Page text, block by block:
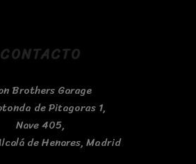
CONTACTO
Brothers Garage
de Pitagoras 1,
Nave 405,
de Henares, Madrid